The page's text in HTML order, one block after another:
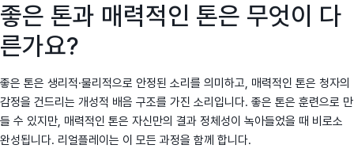
좋은 톤과 매력적인 톤은 무엇이 다
른가요?
좋은 톤은 생리적·물리적으로 안정된 소리를 의미하고, 매력적인 톤은 청자의
감정을 건드리는 개성적 배음 구조를 가진 소리입니다. 좋은 톤은 훈련으로 만
들 수 있지만, 매력적인 톤은 자신만의 결과 정체성이 녹아들었을 때 비로소
완성됩니다. 리얼플레이는 이 모든 과정을 함께 합니다.